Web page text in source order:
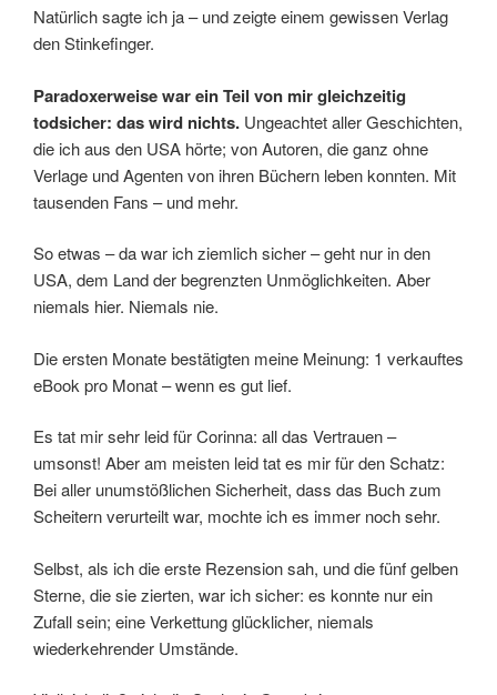
Natürlich sagte ich ja – und zeigte einem gewissen Verlag
den Stinkefinger.
Paradoxerweise war ein Teil von mir gleichzeitig
todsicher: das wird nichts. Ungeachtet aller Geschichten,
die ich aus den USA hörte; von Autoren, die ganz ohne
Verlage und Agenten von ihren Büchern leben konnten. Mit
tausenden Fans – und mehr.
So etwas – da war ich ziemlich sicher – geht nur in den
USA, dem Land der begrenzten Unmöglichkeiten. Aber
niemals hier. Niemals nie.
Die ersten Monate bestätigten meine Meinung: 1 verkauftes
eBook pro Monat – wenn es gut lief.
Es tat mir sehr leid für Corinna: all das Vertrauen –
umsonst! Aber am meisten leid tat es mir für den Schatz:
Bei aller unumstößlichen Sicherheit, dass das Buch zum
Scheitern verurteilt war, mochte ich es immer noch sehr.
Selbst, als ich die erste Rezension sah, und die fünf gelben
Sterne, die sie zierten, war ich sicher: es konnte nur ein
Zufall sein; eine Verkettung glücklicher, niemals
wiederkehrender Umstände.